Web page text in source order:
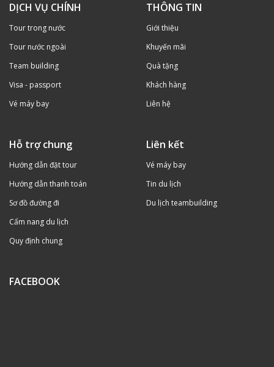
DỊCH VỤ CHÍNH
Tour trong nước
Tour nước ngoài
Team building
Visa - passport
Vé máy bay
THÔNG TIN
Giới thiệu
Khuyến mãi
Quà tặng
Khách hàng
Liên hệ
Hỗ trợ chung
Hướng dẫn đặt tour
Hướng dẫn thanh toán
Sơ đồ đường đi
Cẩm nang du lịch
Quy định chung
Liên kết
Vé máy bay
Tin du lịch
Du lịch teambuilding
FACEBOOK